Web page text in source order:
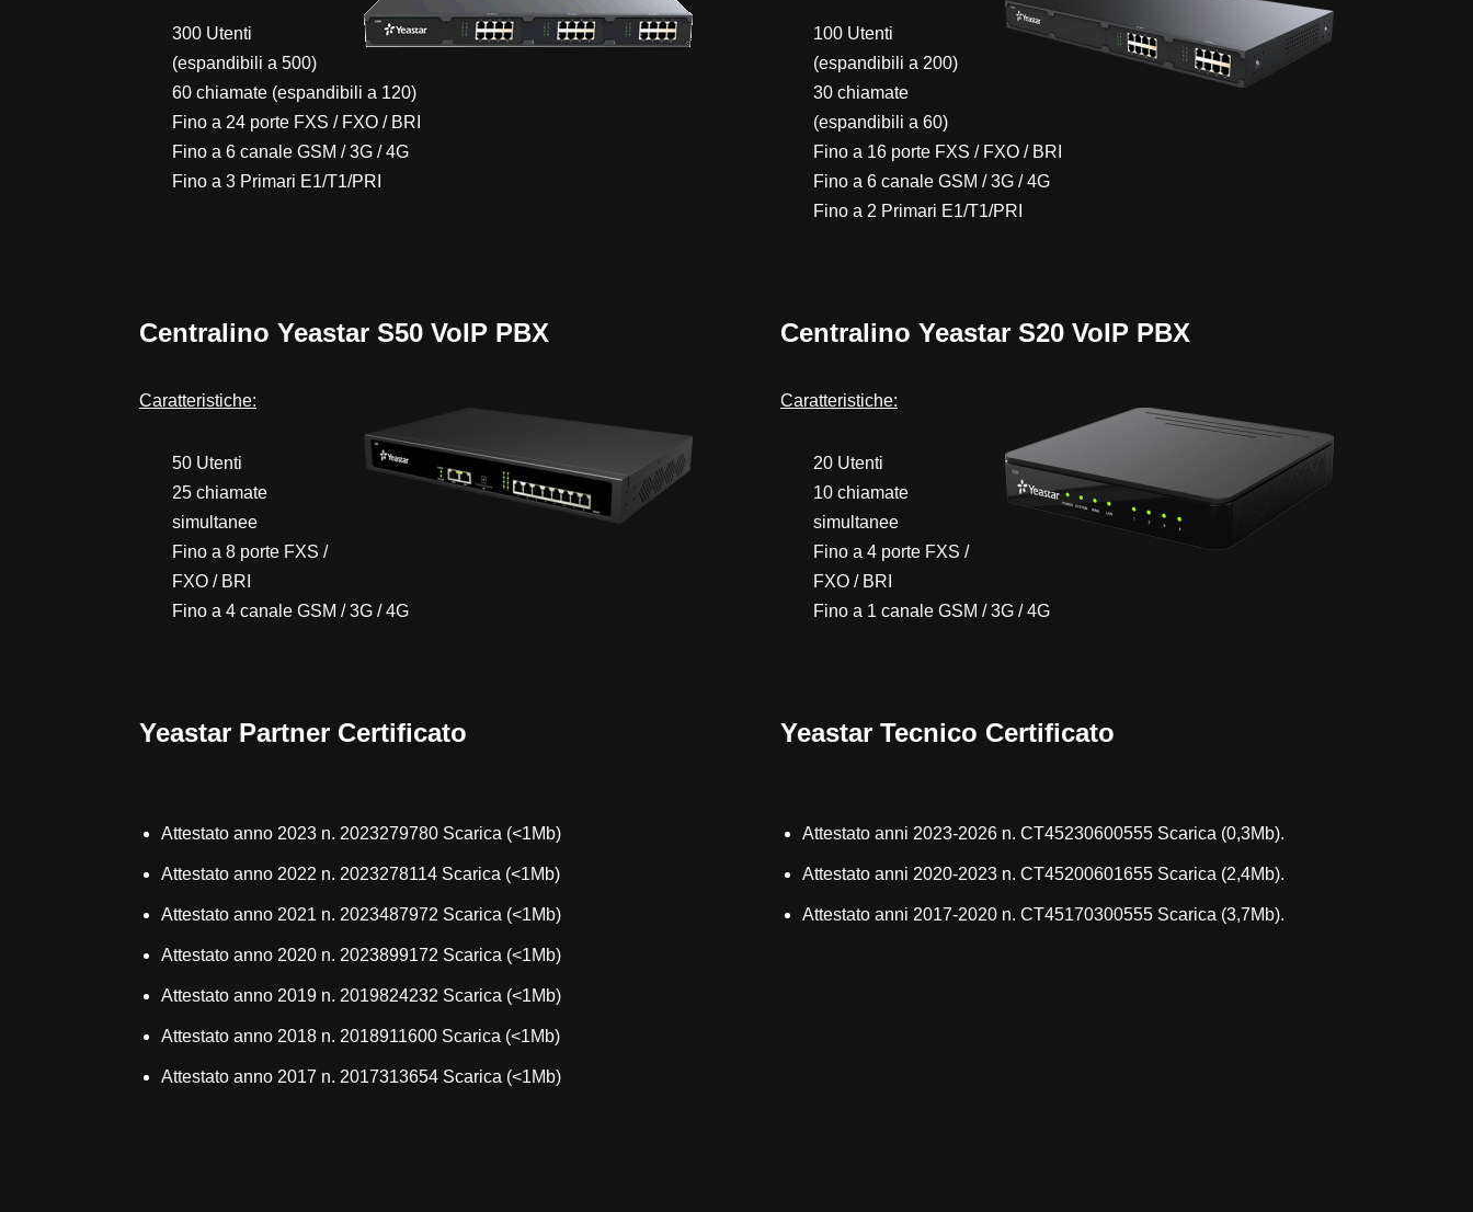
300 Utenti
(espandibili a 500)
60 chiamate (espandibili a 120)
Fino a 24 porte FXS / FXO / BRI
Fino a 6 canale GSM / 3G / 4G
Fino a 3 Primari E1/T1/PRI
100 Utenti
(espandibili a 200)
30 chiamate
(espandibili a 60)
Fino a 16 porte FXS / FXO / BRI
Fino a 6 canale GSM / 3G / 4G
Fino a 2 Primari E1/T1/PRI
Centralino Yeastar S50 VoIP PBX
Caratteristiche:
50 Utenti
25 chiamate
simultanee
Fino a 8 porte FXS /
FXO / BRI
Fino a 4 canale GSM / 3G / 4G
Centralino Yeastar S20 VoIP PBX
Caratteristiche:
20 Utenti
10 chiamate
simultanee
Fino a 4 porte FXS /
FXO / BRI
Fino a 1 canale GSM / 3G / 4G
Yeastar Partner Certificato
Attestato anno 2023 n. 2023279780 Scarica (<1Mb)
Attestato anno 2022 n. 2023278114 Scarica (<1Mb)
Attestato anno 2021 n. 2023487972 Scarica (<1Mb)
Attestato anno 2020 n. 2023899172 Scarica (<1Mb)
Attestato anno 2019 n. 2019824232 Scarica (<1Mb)
Attestato anno 2018 n. 2018911600 Scarica (<1Mb)
Attestato anno 2017 n. 2017313654 Scarica (<1Mb)
Yeastar Tecnico Certificato
Attestato anni 2023-2026 n. CT45230600555 Scarica (0,3Mb).
Attestato anni 2020-2023 n. CT45200601655 Scarica (2,4Mb).
Attestato anni 2017-2020 n. CT45170300555 Scarica (3,7Mb).